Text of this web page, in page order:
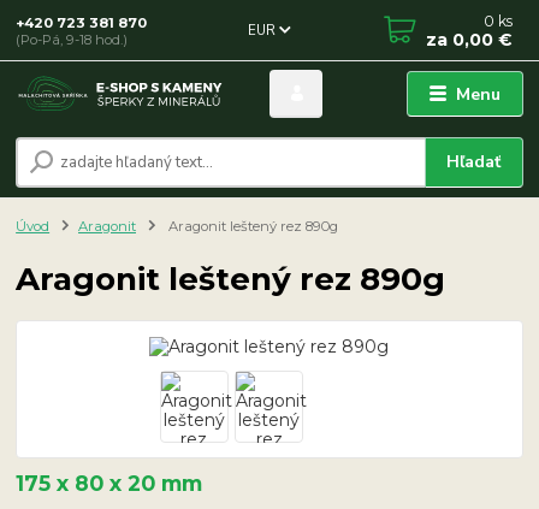
Menu
EUR
Hľadať
+420 723 381 870
(Po-Pá, 9-18 hod.)
0 ks
za 0,00 €
Úvod Aragonit Aragonit leštený rez 890g
Aragonit leštený rez 890g
175 x 80 x 20 mm